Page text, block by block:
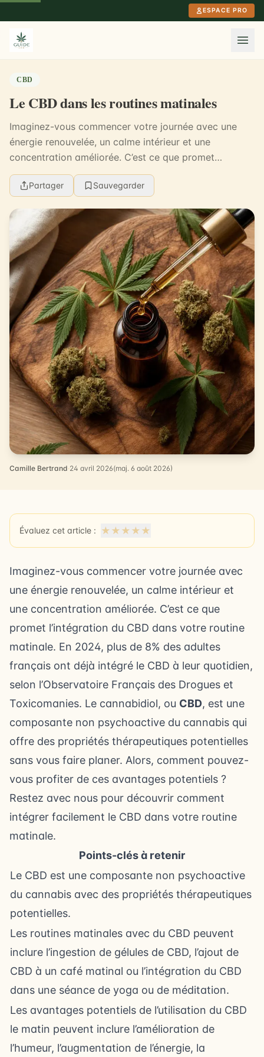
ESPACE PRO
CBD
Le CBD dans les routines matinales
Imaginez-vous commencer votre journée avec une
énergie renouvelée, un calme intérieur et une
concentration améliorée. C’est ce que promet
l’intégration du CBD dans votre routine matinale. En
2024, plu...
Partager Sauvegarder
Camille Bertrand·24 avril 2026(maj. 6 août 2026)
Évaluez cet article : ★ ★ ★ ★ ★
Imaginez-vous commencer votre journée avec
une énergie renouvelée, un calme intérieur et
une concentration améliorée. C’est ce que
promet l’intégration du CBD dans votre routine
matinale. En 2024, plus de 8% des adultes
français ont déjà intégré le CBD à leur quotidien,
selon l’Observatoire Français des Drogues et
Toxicomanies. Le cannabidiol, ou CBD, est une
composante non psychoactive du cannabis qui
offre des propriétés thérapeutiques potentielles
sans vous faire planer. Alors, comment pouvez-
vous profiter de ces avantages potentiels ?
Restez avec nous pour découvrir comment
intégrer facilement le CBD dans votre routine
matinale.
Points-clés à retenir
Le CBD est une composante non psychoactive
du cannabis avec des propriétés thérapeutiques
potentielles.
Les routines matinales avec du CBD peuvent
inclure l’ingestion de gélules de CBD, l’ajout de
CBD à un café matinal ou l’intégration du CBD
dans une séance de yoga ou de méditation.
Les avantages potentiels de l’utilisation du CBD
le matin peuvent inclure l’amélioration de
l’humeur, l’augmentation de l’énergie, la